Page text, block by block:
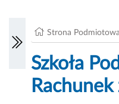
Strona Podmiotowa
Szkoła